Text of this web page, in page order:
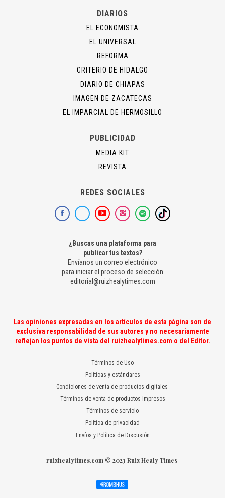
DIARIOS
EL ECONOMISTA
EL UNIVERSAL
REFORMA
CRITERIO DE HIDALGO
DIARIO DE CHIAPAS
IMAGEN DE ZACATECAS
EL IMPARCIAL DE HERMOSILLO
PUBLICIDAD
MEDIA KIT
REVISTA
REDES SOCIALES
¿Buscas una plataforma para
publicar tus textos?
Envíanos un correo electrónico
para iniciar el proceso de selección
editorial@ruizhealytimes.com
Las opiniones expresadas en los artículos de esta página son de
exclusiva responsabilidad de sus autores y no necesariamente
reflejan los puntos de vista del ruizhealytimes.com o del Editor.
Términos de Uso
Políticas y estándares
Condiciones de venta de productos digitales
Términos de venta de productos impresos
Términos de servicio
Política de privacidad
Envíos y Política de Discusión
ruizhealytimes.com © 2023 Ruiz Healy Times